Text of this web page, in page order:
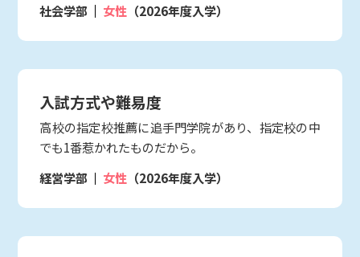
社会学部
女性 （2026年度入学）
入試方式や難易度
高校の指定校推薦に追手門学院があり、指定校の中
でも1番惹かれたものだから。
経営学部
女性 （2026年度入学）